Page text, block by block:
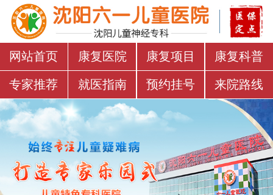
网站首页 康复医院 康复项目 康复科普
专家推荐 就医指南 预约挂号 来院路线